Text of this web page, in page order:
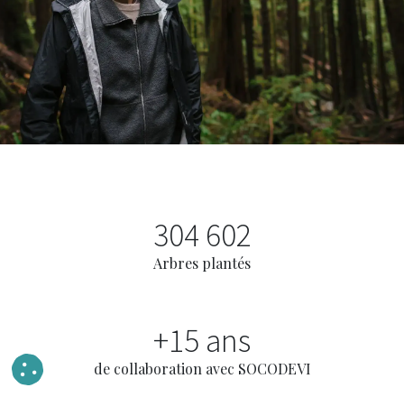
304 602
Arbres plantés
+15 ans
de collaboration avec SOCODEVI